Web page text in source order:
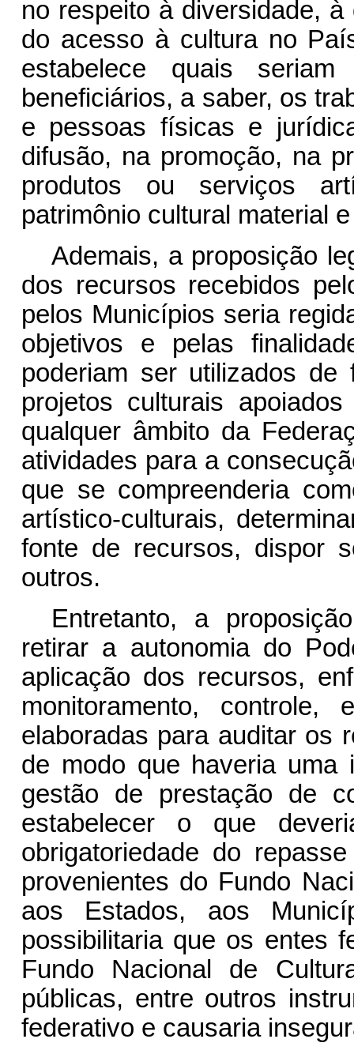
no respeito à diversidade,
do acesso à cultura no
estabelece quais
beneficiários, a saber, os
e pessoas físicas e
difusão, na promoção, na
produtos ou serviços
patrimônio cultural material
Ademais, a proposição
dos recursos recebidos
pelos Municípios seria
objetivos e pelas
poderiam ser utilizados de
projetos culturais
qualquer âmbito da
atividades para a
que se compreenderia
artístico-culturais,
fonte de recursos, dispor
outros.
Entretanto, a
retirar a autonomia do
aplicação dos recursos,
monitoramento, controle,
elaboradas para auditar os
de modo que haveria uma
gestão de prestação de
estabelecer o que
obrigatoriedade do
provenientes do Fundo
aos Estados, aos
possibilitaria que os entes
Fundo Nacional de
públicas, entre outros
federativo e causaria